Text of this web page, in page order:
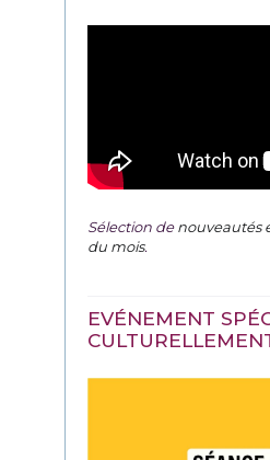
Sélection denouveautés
du mois.
EVÉNEMENT